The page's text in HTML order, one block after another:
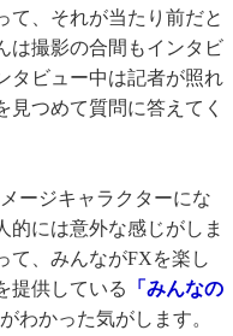
て、それが当たり前だと
は撮影の合間もインタビ
タビュー中は記者が照れ
見つめて質問に答えてく
ージキャラクターにな
的には意外な感じがしま
て、みんながFXを楽し
提供している
「みんなの
わかった気がします。